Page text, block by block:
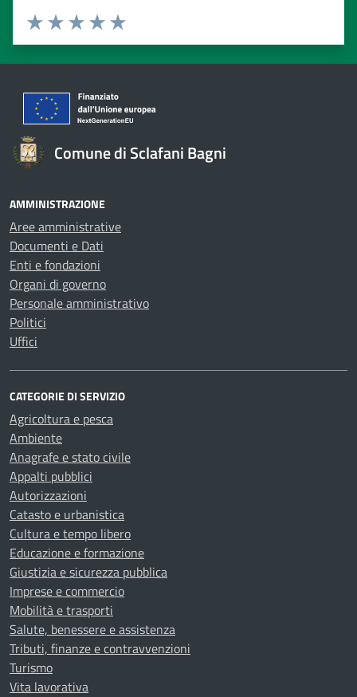
Valuta 5 stelle su 5
Valuta 4 stelle su 5
Valuta 3 stelle su 5
Valuta 2 stelle su 5
Valuta 1 stelle su 5
Comune di Sclafani Bagni
AMMINISTRAZIONE
Aree amministrative
Documenti e Dati
Enti e fondazioni
Organi di governo
Personale amministrativo
Politici
Uffici
CATEGORIE DI SERVIZIO
Agricoltura e pesca
Ambiente
Anagrafe e stato civile
Appalti pubblici
Autorizzazioni
Catasto e urbanistica
Cultura e tempo libero
Educazione e formazione
Giustizia e sicurezza pubblica
Imprese e commercio
Mobilità e trasporti
Salute, benessere e assistenza
Tributi, finanze e contravvenzioni
Turismo
Vita lavorativa